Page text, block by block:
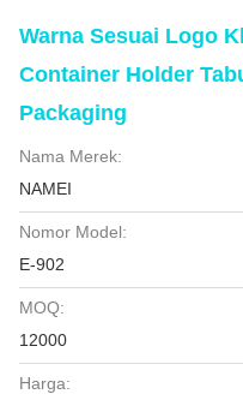
Warna Sesuai Logo
Container Holder
Packaging
Nama Merek:
NAMEI
Nomor Model:
E-902
MOQ:
12000
Harga: